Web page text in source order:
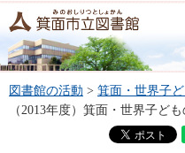
図書館の活動 > 箕面・世界子
（2013年度）箕面・世界子ど